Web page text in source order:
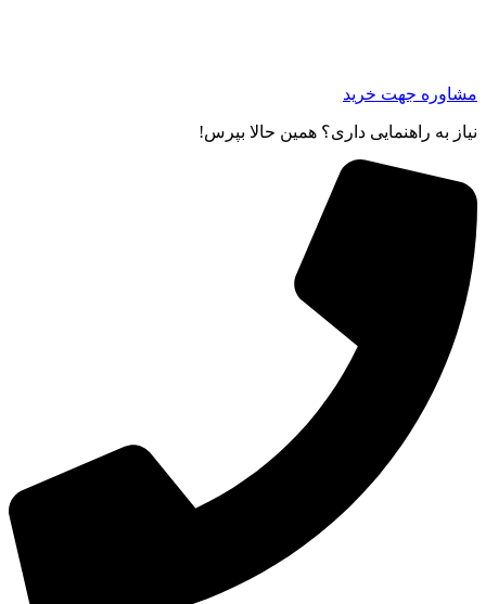
مشاوره جهت خرید
نیاز به راهنمایی داری؟ همین حالا بپرس!